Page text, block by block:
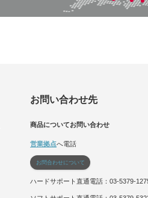
お問い合わせ先
商品についてお問い合わせ
営業拠点へ電話
お問合わせについて
ハードサポート直通電話：03-5379-